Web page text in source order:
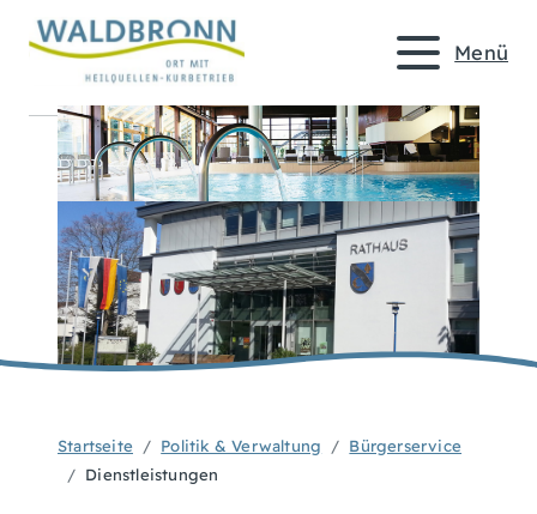
Menü
Startseite Politik & Verwaltung
Bürgerservice
Dienstleistungen